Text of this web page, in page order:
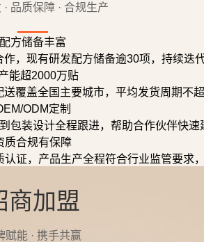
品质保障 · 合规生产
配方储备丰富
，现有研发配方储备逾30项，持续迭
能超2000万贴
覆盖全国主要城市，平均发货周期不超
ODM定制
包装设计全程跟进，帮助合作伙伴快速
质合规有保障
证，产品生产全程符合行业监管要求
商加盟
赋能 · 携手共赢